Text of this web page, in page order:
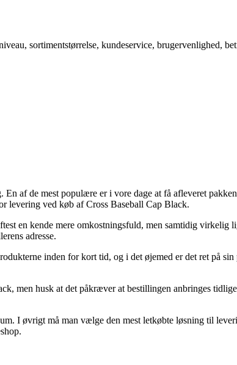
sortimentstørrelse, kundeservice, brugervenlighed,
af de mest populære er i vore dage at få afleveret
levering ved køb af Cross Baseball Cap Black.
en kende mere omkostningsfuld, men samtidig virkelig
adresse.
inden for kort tid, og i det øjemed er det ret på sin
men husk at det påkræver at bestillingen anbringes
I øvrigt må man vælge den mest letkøbte løsning til